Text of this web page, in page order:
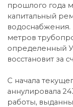
прошлого года
капитальный
метров
определенный
восстановит за
С начала
аннулировала
работы,